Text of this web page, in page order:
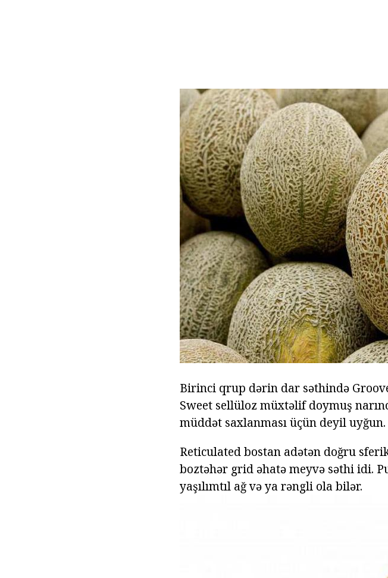
Birinci qrup dərin dar səthində
Sweet sellüloz müxtəlif doymuş
müddət saxlanması üçün deyil uyğun.
Reticulated bostan adətən doğru
boztəhər grid əhatə meyvə səthi idi.
yaşılımtıl ağ və ya rəngli ola bilər.